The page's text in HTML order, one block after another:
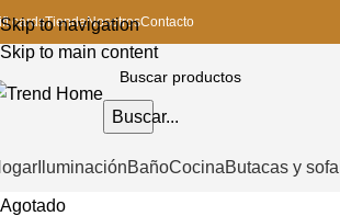
Skip to navigation
Skip to main content
cardsTiendaNosotrosContacto
Buscar...
IluminaciónBañoCocinaButacas y sofa
Agotado